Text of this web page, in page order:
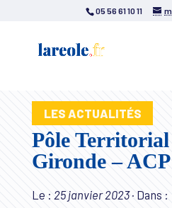
05 56 61 10 11
LES ACTUALITÉS
Pôle
Gironde – ACP
Le : 25 janvier 2023· Dans :